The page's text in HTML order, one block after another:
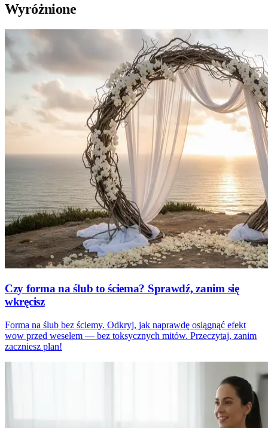
Wyróżnione
Czy forma na ślub to ściema? Sprawdź, zanim się
wkręcisz
Forma na ślub bez ściemy. Odkryj, jak naprawdę osiągnąć efekt
wow przed weselem — bez toksycznych mitów. Przeczytaj, zanim
zaczniesz plan!